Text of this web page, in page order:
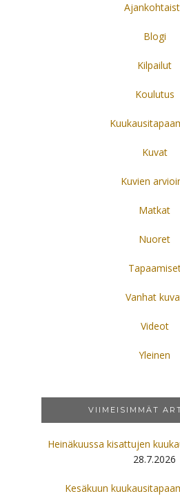
Blogi
Kilpailut
Koulutus
Kuvat
Kuvien
Matkat
Nuoret
Vanhat
Videot
Yleinen
VIIMEISIMMÄT
Heinäkuussa kisattujen
28.7.2026
Kesäkuun